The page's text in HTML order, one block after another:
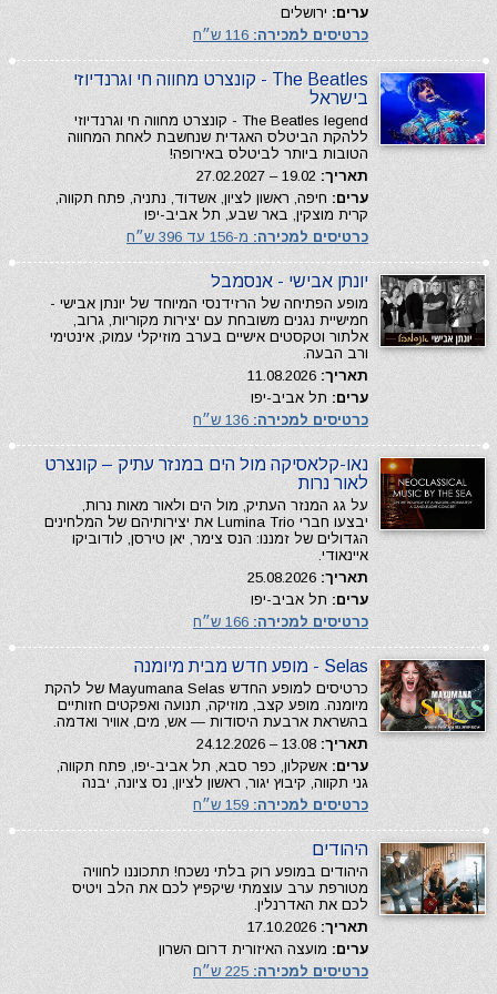
ערים: ירושלים
כרטיסים למכירה:
The Beatles - קונצרט מחווה חי וגרנדיוזי
בישראל
The Beatles legend - קונצרט מחווה חי וגרנדיוזי
ללהקת הביטלס האגדית שנחשבת לאחת המחווה
הטובות ביותר לביטלס באירופה!
תאריך:
ערים: חיפה, ראשון לציון, אשדוד, נתניה, פתח תקווה,
קרית מוצקין, באר שבע, תל אביב-יפו
כרטיסים למכירה: מ-156 עד 396 ש״ח
יונתן אבישי - אנסמבל
מופע הפתיחה של הרזידנסי המיוחד של יונתן אבישי -
חמישיית נגנים משובחת עם יצירות מקוריות, גרוב,
אלתור וטקסטים אישיים בערב מוזיקלי עמוק, אינטימי
ורב הבעה.
תאריך:
ערים: תל אביב-יפו
כרטיסים למכירה:
נאו-קלאסיקה מול הים במנזר עתיק – קונצרט
לאור נרות
על גג המנזר העתיק, מול הים ולאור מאות נרות,
יבצעו חברי Lumina Trio את יצירותיהם של המלחינים
הגדולים של זמננו: הנס צימר, יאן טירסן, לודוביקו
איינאודי.
תאריך:
ערים: תל אביב-יפו
כרטיסים למכירה:
Selas - מופע חדש מבית מיומנה
כרטיסים למופע החדש Mayumana Selas של להקת
מיומנה. מופע קצב, מוזיקה, תנועה ואפקטים חזותיים
בהשראת ארבעת היסודות — אש, מים, אוויר ואדמה.
תאריך:
ערים: אשקלון, כפר סבא, תל אביב-יפו, פתח תקווה,
גני תקווה, קיבוץ יגור, ראשון לציון, נס ציונה, יבנה
כרטיסים למכירה:
היהודים
היהודים במופע רוק בלתי נשכח! תתכוננו לחוויה
מטורפת ערב עוצמתי שיקפיץ לכם את הלב ויטיס
לכם את האדרנלין.
תאריך:
ערים: מועצה האיזורית דרום השרון
כרטיסים למכירה: